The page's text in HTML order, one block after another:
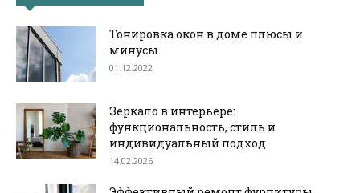
Тонировка окон в доме плюсы и
минусы
01.12.2022
Зеркало в интерьере:
функциональность, стиль и
индивидуальный подход
14.02.2026